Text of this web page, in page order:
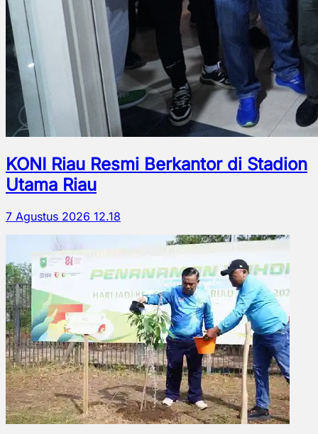
KONI Riau Resmi Berkantor di Stadion
Utama Riau
7 Agustus 2026 12.18